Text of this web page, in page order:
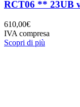
RCT06 ** 23UB
610,00€
IVA compresa
Scopri di più